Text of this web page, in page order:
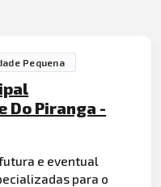
Pequena
Do Piranga -
e eventual
para o